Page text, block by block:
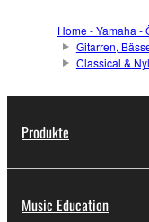
Home - Yamaha -
Gitarren,
Classical &
Produkte
Music Education